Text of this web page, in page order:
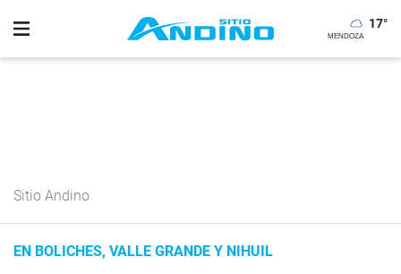
17°
Sitio Andino
EN BOLICHES, VALLE GRANDE Y NIHUIL